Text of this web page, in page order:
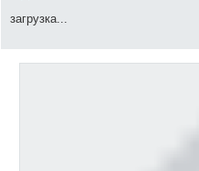
загрузка...